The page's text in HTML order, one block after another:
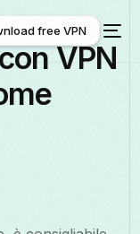
free VPN
VPN